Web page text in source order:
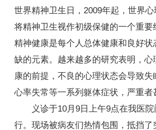
世界精神卫生日，2009年起，世界
将精神卫生视作初级保健的一个重要
精神健康是每个人总体健康和良好状
缺的元素。越来越多的研究表明，心
康的前提，不良的心理状态会导致失
心率失常等一系列躯体症状，严重者
义诊于10月9日上午9点在我医院
行。现场被病友们热情包围，抵挡了